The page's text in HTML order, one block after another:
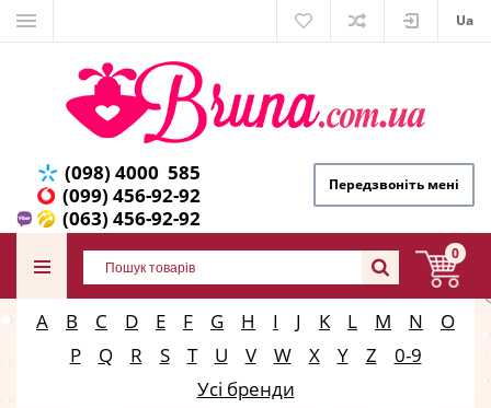
Ua
(098) 4000 585
(099) 456-92-92
(063) 456-92-92
Передзвоніть мені
0
A B C D E F G H I J K L M N
O
P
Q R S T U V W X Y Z
0-9
Усі бренди